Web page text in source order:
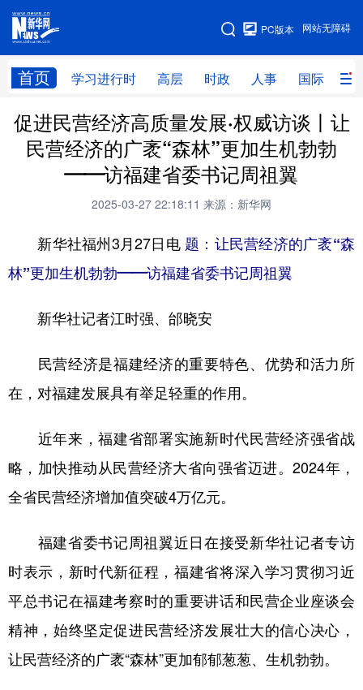
网站无障碍
PC版本
首页 学习进行时 高层 时政 人事 国际 财
网站地图
学习进行时 高层 时政 人事
国际 财经 网评 港澳
法律 中央文件
食品 人居 信息化 数字经济
学术中国 乡村振兴 银龄
彩票 娱乐 时尚 悦读
公益 一带一路 亚太网
地方频道
北京 天津 河北 山西
辽宁 吉林 上海 江苏
促进民营经济高质量发展·权威访谈丨让
民营经济的广袤“森林”更加生机勃勃
——访福建省委书记周祖翼
2025-03-27 22:18:11 来源：新华网
新华社福州3月27日电题：让民营经济的广袤“森
林”更加生机勃勃——访福建省委书记周祖翼
新华社记者江时强、邰晓安
民营经济是福建经济的重要特色、优势和活力所
在，对福建发展具有举足轻重的作用。
近年来，福建省部署实施新时代民营经济强省战
略，加快推动从民营经济大省向强省迈进。2024年，
全省民营经济增加值突破4万亿元。
福建省委书记周祖翼近日在接受新华社记者专访
时表示，新时代新征程，福建省将深入学习贯彻习近
平总书记在福建考察时的重要讲话和民营企业座谈会
精神，始终坚定促进民营经济发展壮大的信心决心，
让民营经济的广袤“森林”更加郁郁葱葱、生机勃勃。